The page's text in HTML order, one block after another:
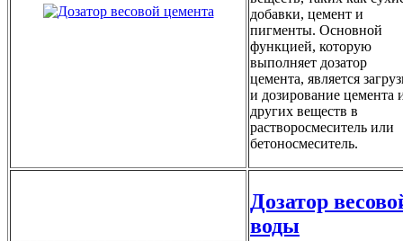
добавки, цемент и
пигменты. Основной
функцией, которую
выполняет дозатор
цемента, является
и дозирование цемента
других веществ в
растворосмеситель или
бетоносмеситель.
Дозатор
воды